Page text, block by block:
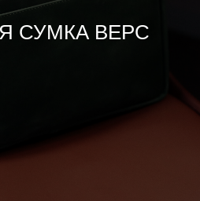
СУМКА ВЕРС